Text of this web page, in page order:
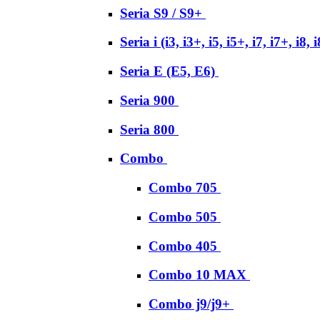
Seria S9 / S9+
Seria i (i3, i3+, i5, i5+, i7, i7+, i8,
Seria E (E5, E6)
Seria 900
Seria 800
Combo
Combo 705
Combo 505
Combo 405
Combo 10 MAX
Combo j9/j9+